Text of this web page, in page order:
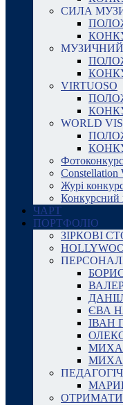
СИЛА
МУЗИЧНИЙ
VIRTUOSO
WORLD
Constellation
Журі
Конкурсний
ЧАРТ
ПОРТФОЛІО
ЗІРКОВІ
ЄВА
ІВАН
ОТРИМАТИ